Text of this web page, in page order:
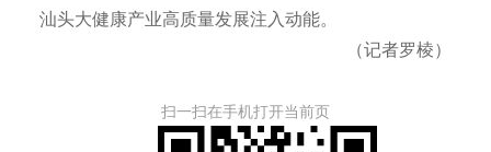
汕头大健康产业高质量发展注入动能。
（记者罗棱）
扫一扫在手机打开当前页